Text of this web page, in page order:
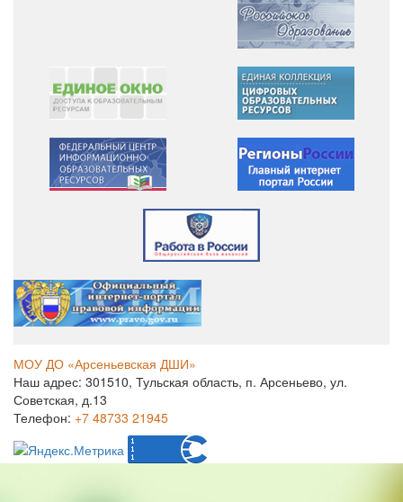
МОУ ДО «Арсеньевская ДШИ»
Наш адрес: 301510, Тульская область, п. Арсеньево, ул.
Советская, д.13
Телефон: +7 48733 21945